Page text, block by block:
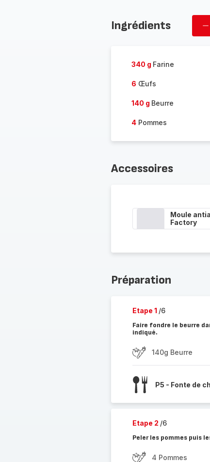
Ingrédients
340 g Farine
6 Œufs
140 g Beurre
4Pommes
Accessoires
Moule
Factory
Préparation
Etape 1 /6
Faire fondre le beurre
indiqué.
140g Beurre
P5 - Fonte de
Etape 2 /6
Peler les pommes puis
4 Pommes